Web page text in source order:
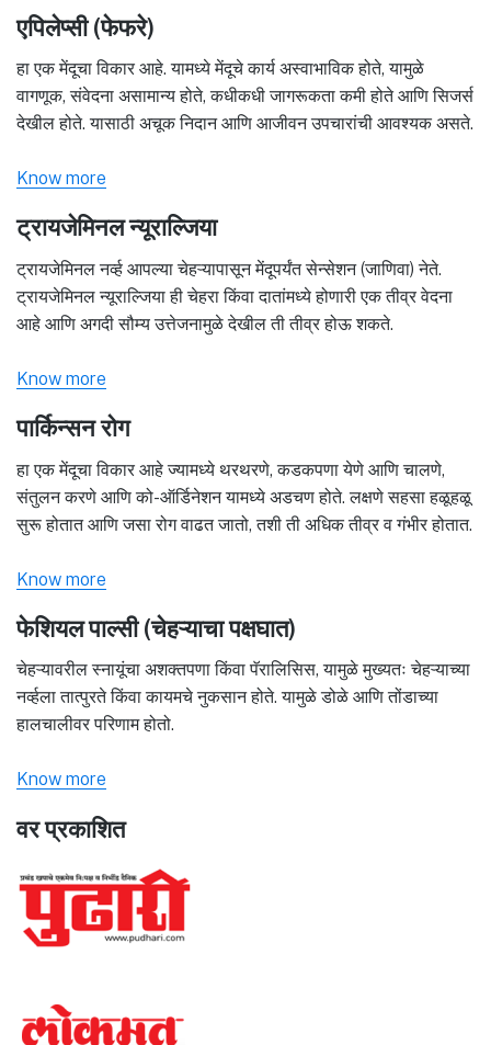
एपिलेप्सी (फेफरे)
हा एक मेंदूचा विकार आहे. यामध्ये मेंदूचे कार्य अस्वाभाविक होते, यामुळे
वागणूक, संवेदना असामान्य होते, कधीकधी जागरूकता कमी होते आणि सिजर्स
देखील होते. यासाठी अचूक निदान आणि आजीवन उपचारांची आवश्यक असते.
Know more
ट्रायजेमिनल न्यूराल्जिया
ट्रायजेमिनल नर्व्ह आपल्या चेहऱ्यापासून मेंदूपर्यंत सेन्सेशन (जाणिवा) नेते.
ट्रायजेमिनल न्यूराल्जिया ही चेहरा किंवा दातांमध्ये होणारी एक तीव्र वेदना
आहे आणि अगदी सौम्य उत्तेजनामुळे देखील ती तीव्र होऊ शकते.
Know more
पार्किन्सन रोग
हा एक मेंदूचा विकार आहे ज्यामध्ये थरथरणे, कडकपणा येणे आणि चालणे,
संतुलन करणे आणि को-ऑर्डिनेशन यामध्ये अडचण होते. लक्षणे सहसा हळूहळू
सुरू होतात आणि जसा रोग वाढत जातो, तशी ती अधिक तीव्र व गंभीर होतात.
Know more
फेशियल पाल्सी (चेहऱ्याचा पक्षघात)
चेहऱ्यावरील स्नायूंचा अशक्तपणा किंवा पॅरालिसिस, यामुळे मुख्यतः चेहऱ्याच्या
नर्व्हला तात्पुरते किंवा कायमचे नुकसान होते. यामुळे डोळे आणि तोंडाच्या
हालचालीवर परिणाम होतो.
Know more
वर प्रकाशित